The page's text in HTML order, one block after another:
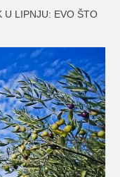
U LIPNJU: EVO ŠTO